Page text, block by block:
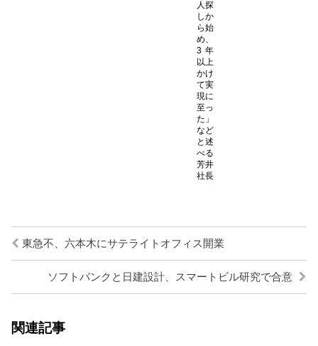
人探
しか
ら始
め、
3年
以上
かけ
て実
現に
至っ
た」
など
と述
べる
芳井
社長
東急不、六本木にサテライトオフィス開業
ソフトバンクと日建設計、スマートビル研究で合意
関連記事